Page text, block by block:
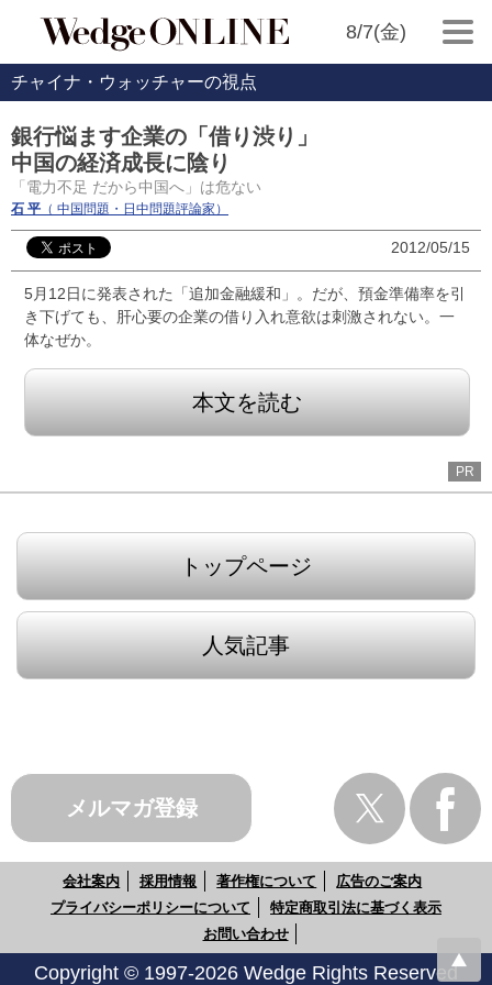
8/7(金)
チャイナ・ウォッチャーの視点
銀行悩ます企業の「借り渋り」
中国の経済成長に陰り
「電力不足 だから中国へ」は危ない
石 平 （ 中国問題・日中問題評論家）
2012/05/15
5月12日に発表された「追加金融緩和」。だが、預金準備率を引
き下げても、肝心要の企業の借り入れ意欲は刺激されない。一
体なぜか。
本文を読む
PR
トップページ
人気記事
メルマガ登録
会社案内 採用情報 著作権について
広告のご案内
プライバシーポリシーについて
特定商取引法に基づく表示
お問い合わせ
Copyright © 1997-2026 Wedge Rights Reserved